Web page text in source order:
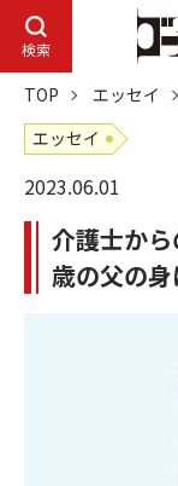
検索
TOP エッセイ
エッセイ
2023.06.01
介護士か
歳の父の